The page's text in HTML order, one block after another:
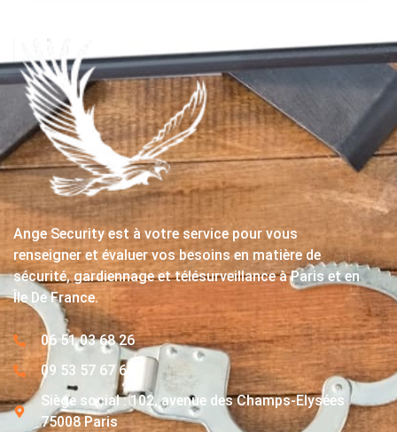
Ange Security est à votre service pour vous
renseigner et évaluer vos besoins en matière de
sécurité, gardiennage et télésurveillance à Paris et en
Île De France.
06 51 03 68 26
09 53 57 67 63
Siège social : 102, avenue des Champs-Elysées
75008 Paris